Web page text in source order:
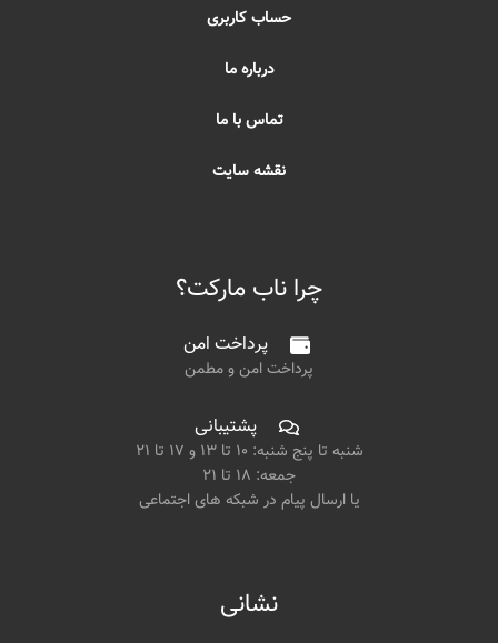
حساب کاربری
درباره ما
تماس با ما
نقشه سایت
چرا ناب مارکت؟
پرداخت امن
پرداخت امن و مطمن
پشتیبانی
شنبه تا پنج شنبه: ۱۰ تا ۱۳ و ۱۷ تا ۲۱
جمعه: ۱۸ تا ۲۱
یا ارسال پیام در شبکه های اجتماعی
نشانی